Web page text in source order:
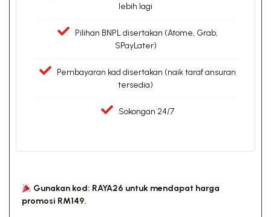
lebih lagi
Pilihan BNPL disertakan (Atome, Grab,
SPayLater)
Pembayaran kad disertakan (naik taraf ansuran
tersedia)
Sokongan 24/7
Gunakan kod: RAYA26 untuk mendapat harga
promosi RM149.